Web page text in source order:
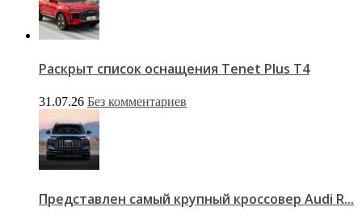
Раскрыт список оснащения Tenet Plus T4
31.07.26 Без комментариев
Представлен самый крупный кроссовер Audi R...